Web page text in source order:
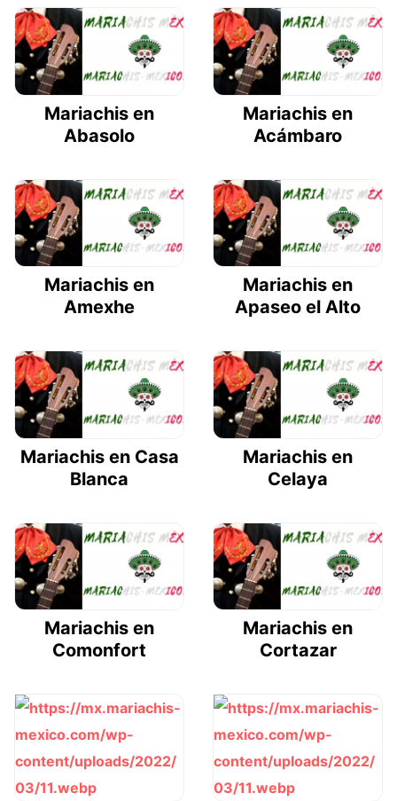
Mariachis en
Abasolo
Mariachis en
Acámbaro
Mariachis en
Amexhe
Mariachis en
Apaseo el Alto
Mariachis en Casa
Blanca
Mariachis en
Celaya
Mariachis en
Comonfort
Mariachis en
Cortazar